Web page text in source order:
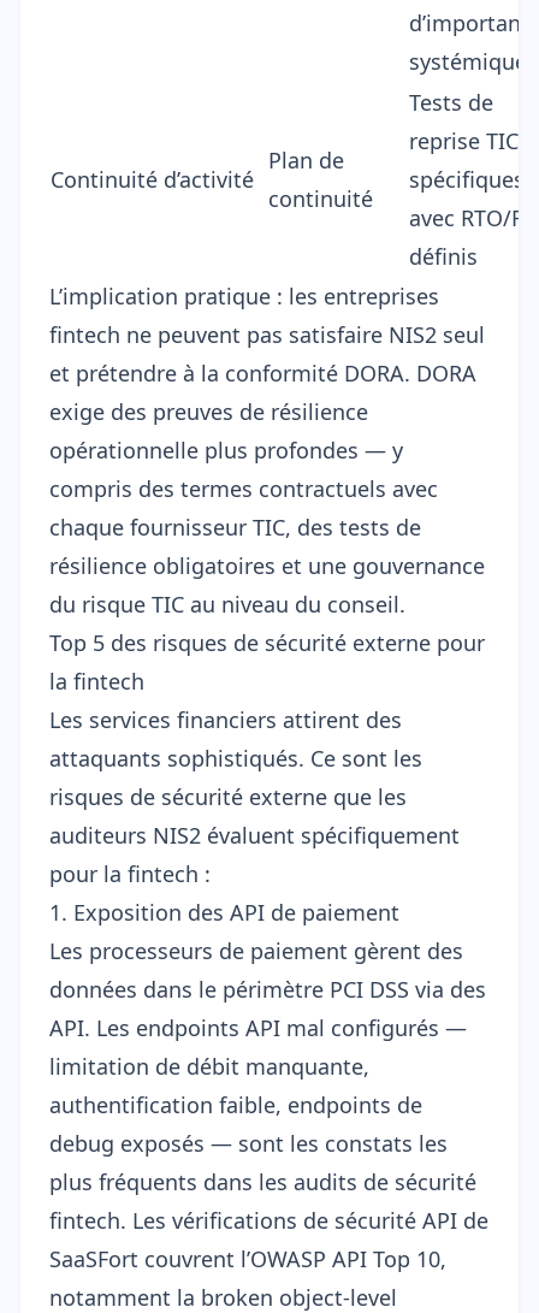
systémique
Continuité d’activité
Plan de
continuité
Tests de
reprise TIC
spécifiques
avec RTO/
définis
L’implication pratique : les entreprises
fintech ne peuvent pas satisfaire NIS2 seul
et prétendre à la conformité DORA. DORA
exige des preuves de résilience
opérationnelle plus profondes — y
compris des termes contractuels avec
chaque fournisseur TIC, des tests de
résilience obligatoires et une gouvernance
du risque TIC au niveau du conseil.
Top 5 des risques de sécurité externe pour
la fintech
Les services financiers attirent des
attaquants sophistiqués. Ce sont les
risques de sécurité externe que les
auditeurs NIS2 évaluent spécifiquement
pour la fintech :
1. Exposition des API de paiement
Les processeurs de paiement gèrent des
données dans le périmètre PCI DSS via des
API. Les endpoints API mal configurés —
limitation de débit manquante,
authentification faible, endpoints de
debug exposés — sont les constats les
plus fréquents dans les audits de sécurité
fintech. Les vérifications de sécurité API de
SaaSFort couvrent l’OWASP API Top 10,
notamment la broken object-level